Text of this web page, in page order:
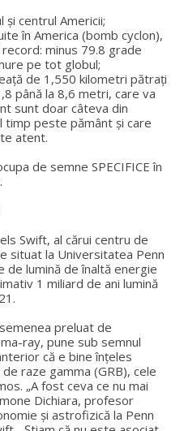
și centrul Americii;
în America (bomb cyclon),
minus 79.8 grade
pe tot globul;
de 1,550 kilometri pătrați
până la 8,6 metri, care va
sunt doar câteva din
timp peste pământ și care
atent.
de semne SPECIFICE în
Swift, al cărui centru de
situat la Universitatea Penn
lumină de înaltă energie
1 miliard de ani lumină
preluat de
ray, pune sub semnul
că e bine înțeles
raze gamma (GRB), cele
„A fost ceva ce nu mai
Dichiara, profesor
și astrofizică la Penn